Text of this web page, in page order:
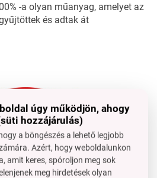
-a olyan műanyag, amelyet az
és adtak át
úgy működjön, ahogy
hozzájárulás)
a böngészés a lehető legjobb
Azért, hogy weboldalunkon
amit keres, spóroljon meg sok
meg hirdetések olyan